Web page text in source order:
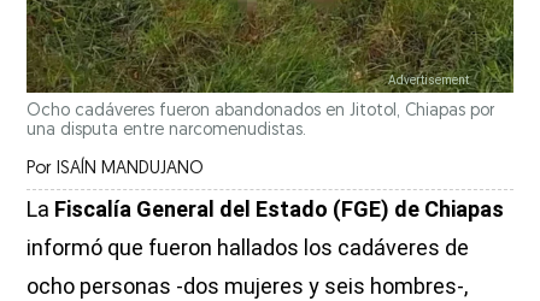
Ocho cadáveres fueron abandonados en Jitotol, Chiapas por
una disputa entre narcomenudistas.
Por ISAÍN MANDUJANO
La Fiscalía General del Estado (FGE) de Chiapas
informó que fueron hallados los cadáveres de
ocho personas -dos mujeres y seis hombres-,